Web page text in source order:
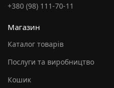
+380 (98) 111-70-11
Магазин
Каталог товарів
Послуги та виробництво
Кошик